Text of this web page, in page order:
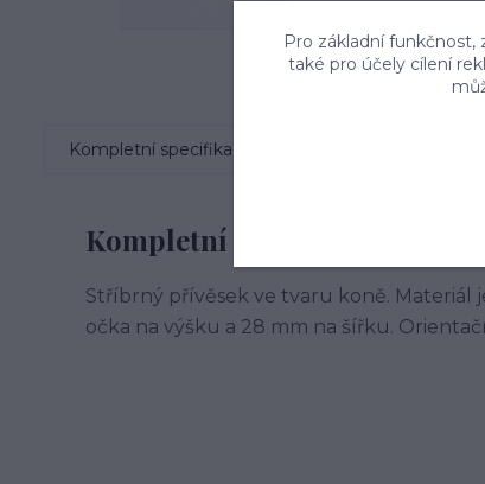
Kompletní specifikace
Kompletní specifikace
Stříbrný přívěsek ve tvaru koně. Materiál
očka na výšku a 28 mm na šířku.
Pro základní funkčnost,
také pro účely cílení